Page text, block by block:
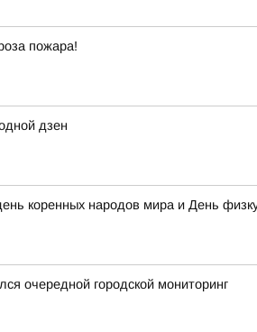
пожара!
дзен
коренных народов мира и День
очередной городской мониторинг